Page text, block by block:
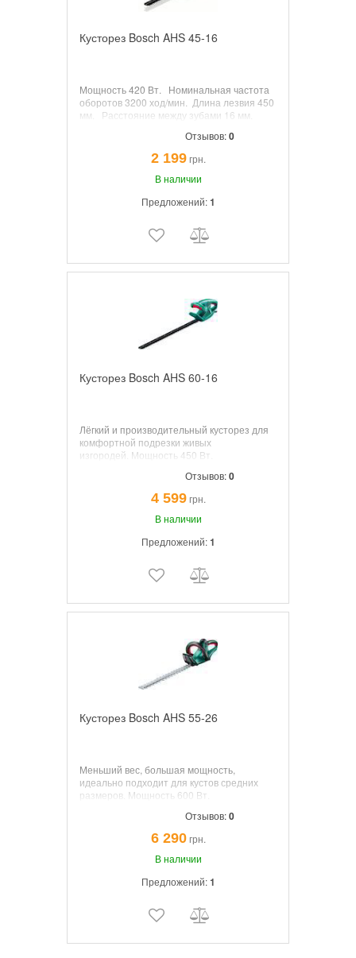
Кусторез Bosch AHS 45-16
Мощность420 Вт. Номинальная частота
оборотов3200 ход/мин. Длина лезвия 450
мм. Расстояние между зубами 16 мм.
Отзывов:0
2 199грн.
В наличии
Предложений:1
Кусторез Bosch AHS 60-16
Лёгкий и производительный кусторез для
комфортной подрезки живых
изгородей. Мощность 450 Вт.
600 мм.Расстояние
16 мм.Вес
Отзывов:0
4 599грн.
В наличии
Предложений:1
Кусторез Bosch AHS 55-26
Меньший вес, большая мощность,
идеально подходит для кустов средних
размеров. Мощность 600 Вт.
550 мм.Расстояние
26 мм.Вес
Отзывов:0
6 290грн.
В наличии
Предложений:1